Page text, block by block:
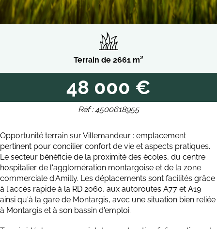
Terrain de 2661 m²
48 000 €
Réf : 4500618955
Opportunité terrain sur Villemandeur : emplacement
pertinent pour concilier confort de vie et aspects pratiques.
Le secteur bénéficie de la proximité des écoles, du centre
hospitalier de l'agglomération montargoise et de la zone
commerciale d'Amilly. Les déplacements sont facilités grâce
à l'accès rapide à la RD 2060, aux autoroutes A77 et A19
ainsi qu'à la gare de Montargis, avec une situation bien reliée
à Montargis et à son bassin d'emploi.